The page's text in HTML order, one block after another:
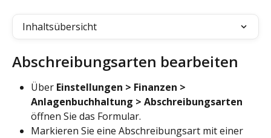
Inhaltsübersicht
Abschreibungsarten bearbeiten
Über Einstellungen > Finanzen >
Anlagenbuchhaltung > Abschreibungsarten
öffnen Sie das Formular.
Markieren Sie eine Abschreibungsart mit einer